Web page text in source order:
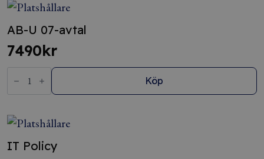
AB-U 07-avtal
7490kr
Köp
IT Policy